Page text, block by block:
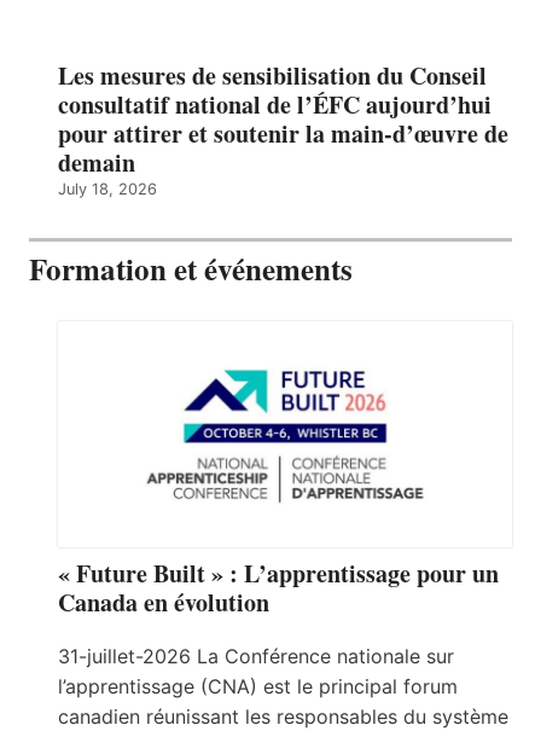
Les mesures de sensibilisation du Conseil
consultatif national de l’ÉFC aujourd’hui
pour attirer et soutenir la main-d’œuvre de
demain
July 18, 2026
Formation et événements
« Future Built » : L’apprentissage pour un
Canada en évolution
31-juillet-2026 La Conférence nationale sur
l’apprentissage (CNA) est le principal forum
canadien réunissant les responsables du système